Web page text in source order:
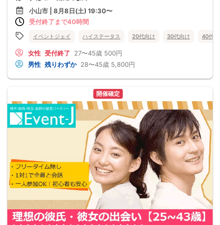
小山市 | 8月8日(土) 19:30〜
受付終了まで40時間
イベントジェイ ハイステータス 20代向け 30代向け 40代
女性 受付終了 27〜45歳 500円
男性 残りわずか 28〜45歳 5,800円
開催確定